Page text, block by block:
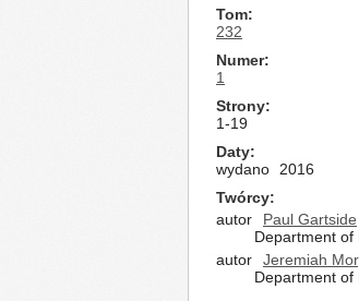
Tom
232
Numer
1
Strony
1-19
Daty
wydano
2016
Twórcy
autor
Paul Gartside
Department of
autor
Jeremiah
Department of